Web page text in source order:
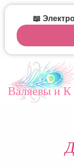
Валяевы и К
📖